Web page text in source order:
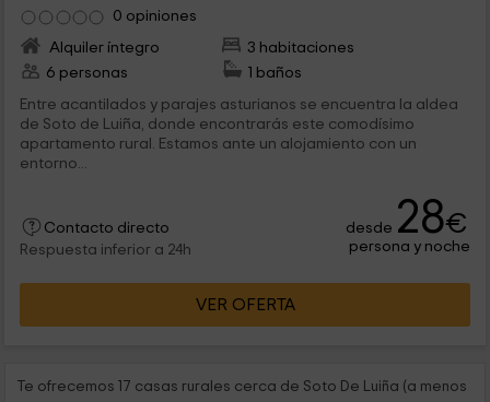
0 opiniones
Alquiler íntegro
3 habitaciones
6 personas
1 baños
Entre acantilados y parajes asturianos se encuentra la aldea
de Soto de Luiña, donde encontrarás este comodísimo
apartamento rural. Estamos ante un alojamiento con un
entorno...
Contacto directo
Respuesta inferior a 24h
desde 28€
persona y noche
VER OFERTA
Te ofrecemos 17 casas rurales cerca de Soto De Luiña (a menos